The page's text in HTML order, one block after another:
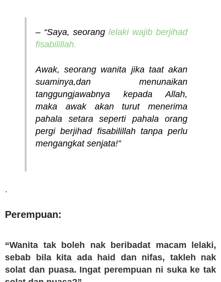
– “Saya, seorang lelaki wajib berjihad
fisabilillah.
Awak, seorang wanita jika taat akan
suaminya,dan menunaikan
tanggungjawabnya kepada Allah,
maka awak akan turut menerima
pahala setara seperti pahala orang
pergi berjihad fisabilillah tanpa perlu
mengangkat senjata!”
.
Perempuan:
“Wanita tak boleh nak beribadat macam lelaki,
sebab bila kita ada haid dan nifas, takleh nak
solat dan puasa. Ingat perempuan ni suka ke tak